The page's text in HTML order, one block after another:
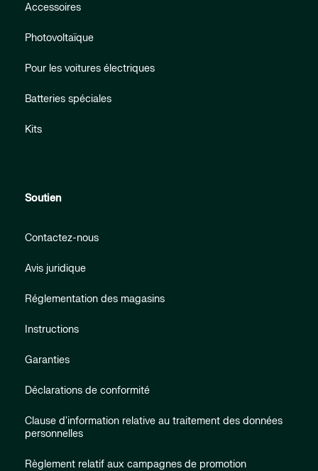
Accessoires
Photovoltaïque
Pour les voitures électriques
Batteries spéciales
Kits
Soutien
Contactez-nous
Avis juridique
Réglementation des magasins
Instructions
Garanties
Déclarations de conformité
Clause d'information relative au traitement des données
personnelles
Règlement relatif aux campagnes de promotion